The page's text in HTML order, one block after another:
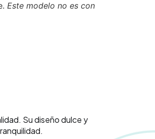
Este modelo no es con
Su diseño dulce y